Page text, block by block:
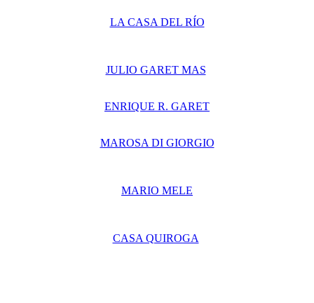
LA CASA DEL RÍO
JULIO GARET MAS
ENRIQUE R. GARET
MAROSA DI GIORGIO
MARIO MELE
CASA QUIROGA